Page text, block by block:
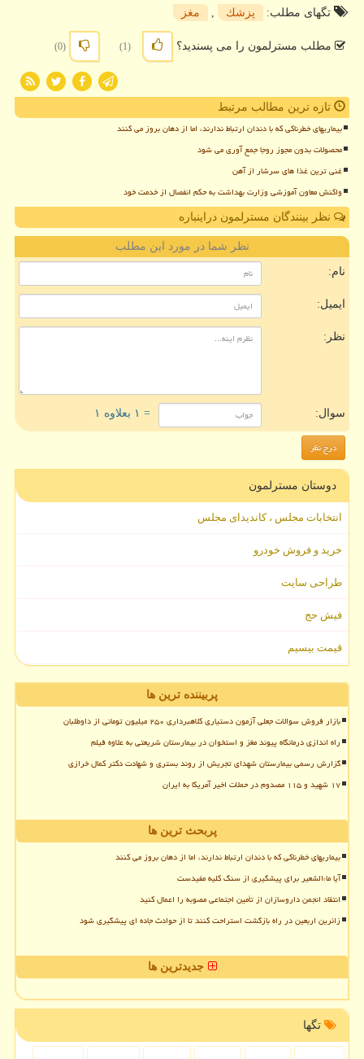
تگهای مطلب:
پزشك , مغز
مطلب مسترلمون را می پسندید؟ (1)
(0)
تازه ترین مطالب مرتبط
بیماریهای خطرناکی که با دندان ارتباط ندارند، اما از دهان بروز می کنند
محصولات بدون مجوز روجا جمع آوری می شود
غنی ترین غذا های سرشار از آهن
واکنش معاون آموزشی وزارت بهداشت به حکم انفصال از خدمت خود
نظر بینندگان مسترلمون دراینباره
نظر شما در مورد این مطلب
نام:
ایمیل:
نظر:
سوال: = ۱ بعلاوه ۱
دوستان مسترلمون
انتخابات مجلس ، کاندیدای مجلس
خرید و فروش خودرو
طراحی سایت
فیش حج
قیمت بیسیم
پربیننده ترین ها
بازار فروش سوالات جعلی آزمون دستیاری کلاهبرداری ۲۵۰ میلیون تومانی از داوطلبان
راه اندازی درمانگاه پیوند مغز و استخوان در بیمارستان شریعتی به علاوه فیلم
گزارش رسمی بیمارستان شهدای تجریش از روند بستری و شهادت دکتر کمال خرازی
۱۷ شهید و ۱۱۵ مصدوم در حملات اخیر آمریکا به ایران
پربحث ترین ها
بیماریهای خطرناکی که با دندان ارتباط ندارند، اما از دهان بروز می کنند
آیا ماءالشعیر برای پیشگیری از سنگ کلیه مفیدست
انتقاد انجمن داروسازان از تأمین اجتماعی مصوبه را اعمال کنید
زائرین اربعین در راه بازگشت استراحت کنند تا از حوادث جاده ای پیشگیری شود
جدیدترین ها
تگها